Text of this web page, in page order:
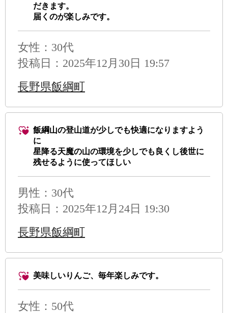
だきます。
届くのが楽しみです。
女性：30代
投稿日：2025年12月30日 19:57
長野県飯綱町
飯綱山の登山道が少しでも快適になりますよう
に
星降る天魔の山の環境を少しでも良くし後世に
残せるように使ってほしい
男性 ：30代
投稿日：2025年12月24日 19:30
長野県飯綱町
美味しいりんご、毎年楽しみです。
女性：50代